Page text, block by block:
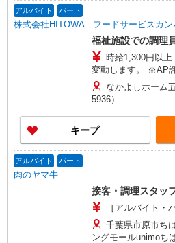
アルバイト パート
株式会社HITOWA フードサービスカン
福祉施設での調理
時給1,300円以上 ※経験によりスタート時給は
変動します。 ※AP
により時給を見直
志）：あり 年2回
なかよしホーム
5936）
キープ
アルバイト パート
肉のヤマ牛
接客・調理スタッ
［アルバイト・
千葉県市原市ち
ングモールunimoち